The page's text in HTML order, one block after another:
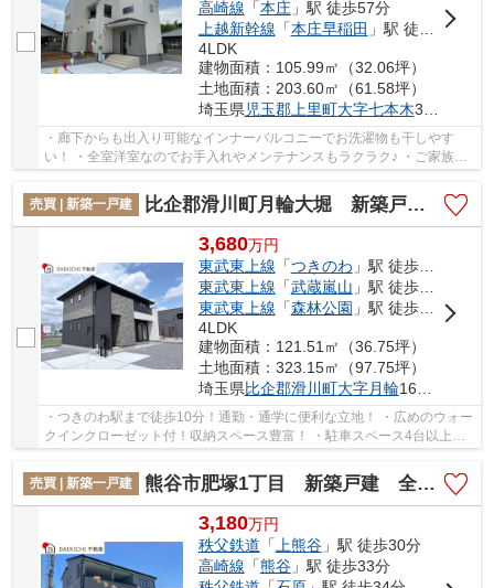
高崎線 「本庄」駅 徒歩57分
上越新幹線 「本庄早稲田 」駅 徒歩55分
4LDK
建物面積：105.99㎡（32.06坪）
土地面積：203.60㎡（61.58坪）
埼玉県児玉郡上里町大字七本木3155-1
・廊下からも出入り可能なインナーバルコニーでお洗濯物も干しやす
い！ ・全室洋室なのでお手入れやメンテナンスもラクラク♪ ・ご家族の
売買 | 新築一戸建
比企郡滑川町月輪大堀 新築戸建 全8区画 3号棟
3,680万円
東武東上線 「つきのわ 」駅 徒歩10分
東武東上線 「武蔵嵐山 」駅 徒歩33分
東武東上線 「森林公園 」駅 徒歩36分
4LDK
建物面積：121.51㎡（36.75坪）
土地面積：323.15㎡（97.75坪）
埼玉県比企郡滑川町大字月輪1601-1
・つきのわ駅まで徒歩10分！通勤・通学に便利な立地！ ・広めのウォー
クインクローゼット付！収納スペース豊富！ ・駐車スペース4台以上！
売買 | 新築一戸建
熊谷市肥塚1丁目 新築戸建 全2区画 1号棟
3,180万円
秩父鉄道 「 上熊谷」駅 徒歩30分
高崎線 「熊谷」駅 徒歩33分